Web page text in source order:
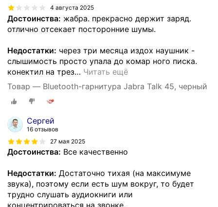
4 августа 2025
Достоинства: жабра. прекрасно держит заряд.
отлично отсекает посторонние шумы.
Недостатки: через три месяца издох наушник -
слышимость просто упала до комар ного писка.
конектил на трез… Читать ещё
Товар — Bluetooth-гарнитура Jabra Talk 45, черный
Сергей
16 отзывов
27 мая 2025
Достоинства: Все качественно
Недостатки: Достаточно тихая (на максимуме
звука), поэтому если есть шум вокруг, то будет
трудно слушать аудиокниги или